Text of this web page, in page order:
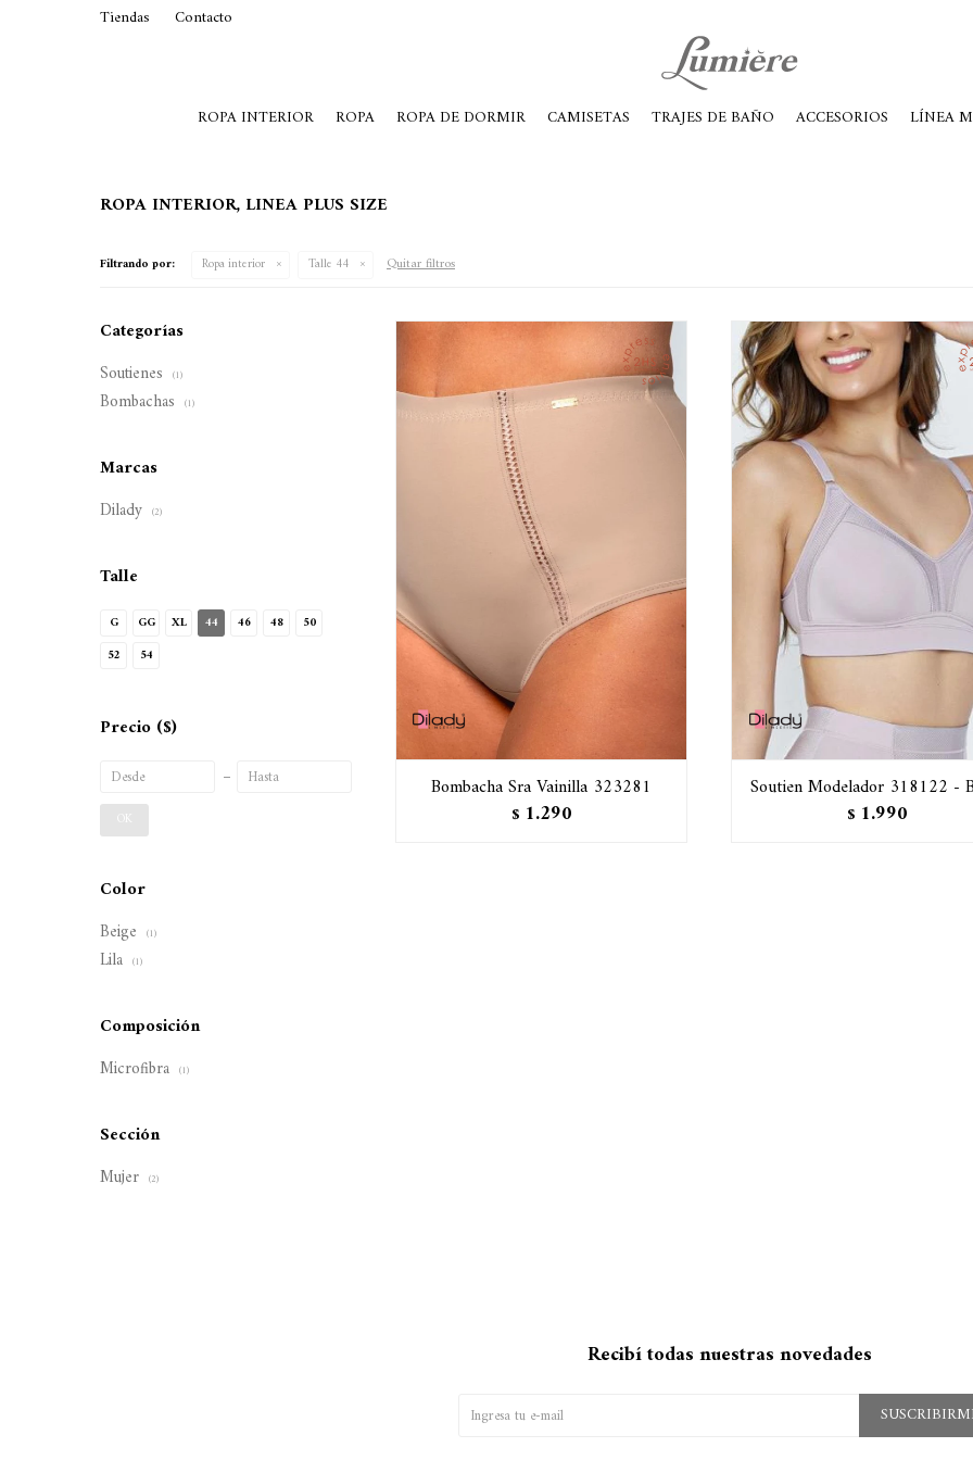
ROPA INTERIOR ROPA ROPA DE DORMIR CAMISETAS TRAJES DE BAÑO ACCESORIOS LÍNEA
Tiendas Contacto
ROPA INTERIOR, LINEA PLUS SIZE
Filtrando por: Ropa interior Talle 44 Quitar filtros
Bombacha Sra Vainilla 323281
$ 1.290
Soutien Modelador 318122 -
$ 1.990
Categorías
Soutienes (1)
Bombachas (1)
Marcas
Dilady (2)
Talle
G GG XL 44 46 48
50
52
54
Precio ($)
OK
Color
Beige (1)
Lila (1)
Composición
Microfibra (1)
Sección
Mujer (2)
Recibí todas nuestras novedades